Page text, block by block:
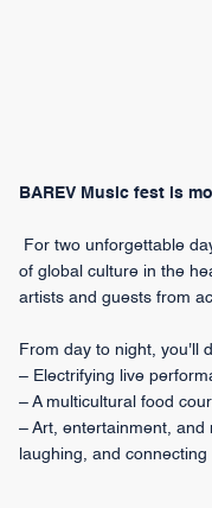
BAREV Music fest is
For two unforgettable
of global culture in the
artists and guests from
From day to night, you'll
– Electrifying live
– A multicultural food
– Art, entertainment, and
laughing, and connecting